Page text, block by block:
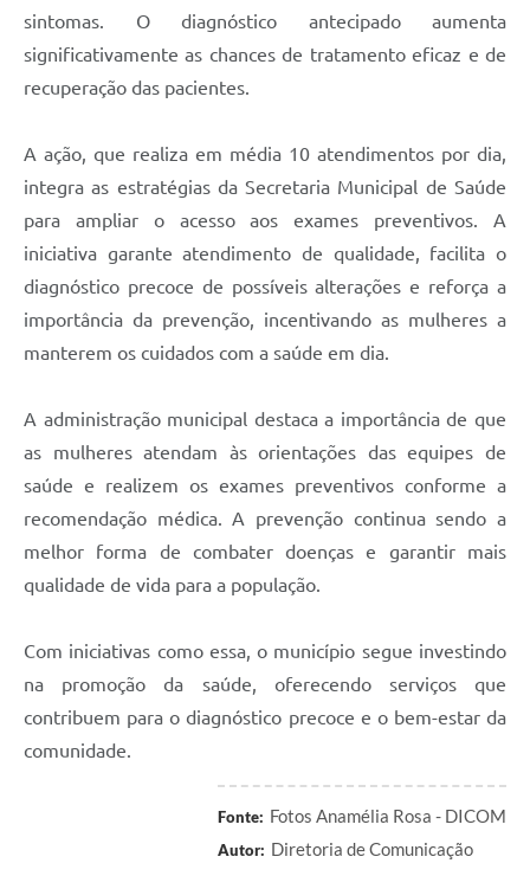
sintomas. O diagnóstico antecipado aumenta
significativamente as chances de tratamento eficaz e de
recuperação das pacientes.
A ação, que realiza em média 10 atendimentos por dia,
integra as estratégias da Secretaria Municipal de Saúde
para ampliar o acesso aos exames preventivos. A
iniciativa garante atendimento de qualidade, facilita o
diagnóstico precoce de possíveis alterações e reforça a
importância da prevenção, incentivando as mulheres a
manterem os cuidados com a saúde em dia.
A administração municipal destaca a importância de que
as mulheres atendam às orientações das equipes de
saúde e realizem os exames preventivos conforme a
recomendação médica. A prevenção continua sendo a
melhor forma de combater doenças e garantir mais
qualidade de vida para a população.
Com iniciativas como essa, o município segue investindo
na promoção da saúde, oferecendo serviços que
contribuem para o diagnóstico precoce e o bem-estar da
comunidade.
Fonte: Fotos Anamélia Rosa - DICOM
Autor: Diretoria de Comunicação